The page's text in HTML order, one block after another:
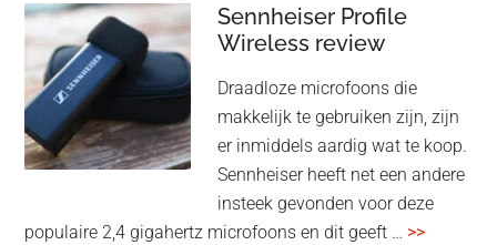
audiomatrix
voor
high-
end
multiroom
Sennheiser Profile
Wireless review
Draadloze microfoons die
makkelijk te gebruiken zijn, zijn
er inmiddels aardig wat te koop.
Sennheiser heeft net een andere
insteek gevonden voor deze
populaire 2,4 gigahertz microfoons en dit geeft … >>